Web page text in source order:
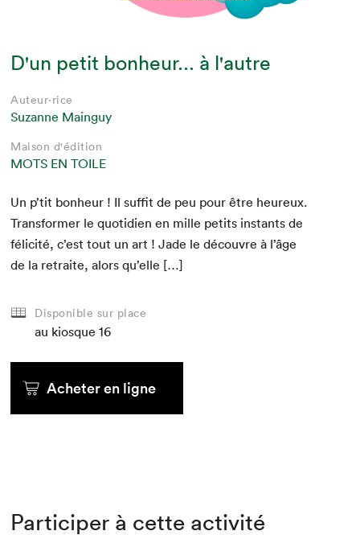
D'un petit bonheur... à l'autre
Auteur·rice
Suzanne Mainguy
Maison d'édition
MOTS EN TOILE
Un p’tit bon­heur ! Il suf­fit de peu pour être heureux.
Trans­former le quo­ti­di­en en mille petits instants de
félic­ité, c’est tout un art ! Jade le décou­vre à l’âge
de la retraite, alors qu’elle […]
Disponible sur place
au kiosque 16
Acheter en ligne
Participer à cette activité